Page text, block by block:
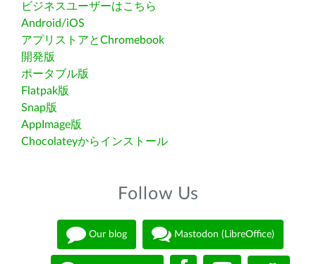
ビジネスユーザーはこちら
Android/iOS
アプリストアとChromebook
開発版
ポータブル版
Flatpak版
Snap版
AppImage版
Chocolateyからインストール
Follow Us
Our blog Mastodon (LibreOffice)